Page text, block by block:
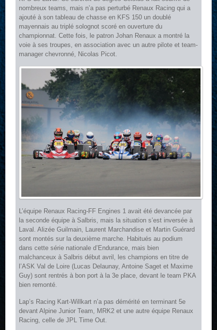
nombreux teams, mais n’a pas perturbé Renaux Racing qui a
ajouté à son tableau de chasse en KFS 150 un doublé
mayennais au triplé solognot scoré en ouverture du
championnat. Cette fois, le patron Johan Renaux a montré la
voie à ses troupes, en association avec un autre pilote et team-
manager chevronné, Nicolas Picot.
L’équipe Renaux Racing-FF Engines 1 avait été devancée par
la seconde équipe à Salbris, mais la situation s’est inversée à
Laval. Alizée Guilmain, Laurent Marchandise et Martin Guérard
sont montés sur la deuxième marche. Habitués au podium
dans cette série nationale d’Endurance, mais bien
malchanceux à Salbris début avril, les champions en titre de
l’ASK Val de Loire (Lucas Delaunay, Antoine Saget et Maxime
Guy) sont rentrés à bon port à la 3e place, devant le team PKA
bien remonté.
Lap’s Racing Kart-Willkart n’a pas démérité en terminant 5e
devant Alpine Junior Team, MRK2 et une autre équipe Renaux
Racing, celle de JPL Time Out.